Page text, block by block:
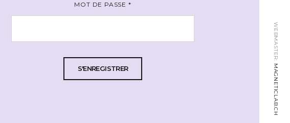
WEBMASTER:
MAGNETICLAB.CH
MOT DE PASSE *